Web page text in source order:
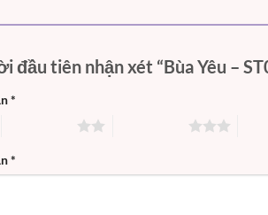
đầu tiên nhận xét “Bùa Yêu –
*
*